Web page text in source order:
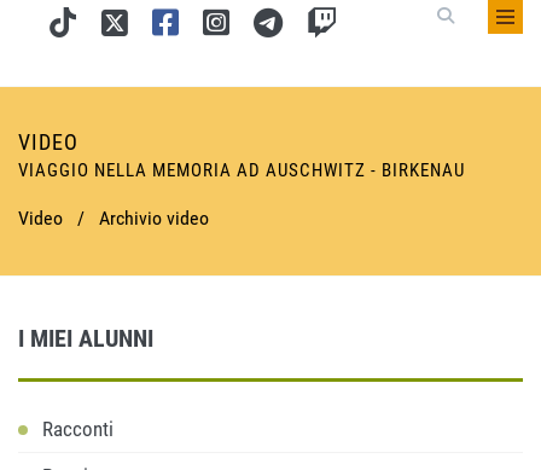
VIDEO
VIAGGIO NELLA MEMORIA AD AUSCHWITZ - BIRKENAU
Video / Archivio video
I MIEI ALUNNI
Racconti